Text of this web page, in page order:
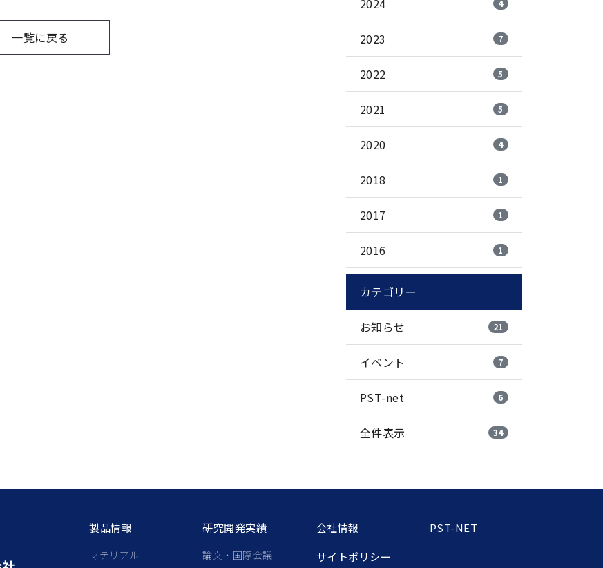
一覧に戻る
2024 4
2023 7
2022 5
2021 5
2020 4
2018 1
2017 1
2016 1
カテゴリー
お知らせ 21
イベント 7
PST-net 6
全件表示 34
製品情報
マテリアル
研究開発実績
論文・国際会議
会社情報
サイトポリシー
PST-NET